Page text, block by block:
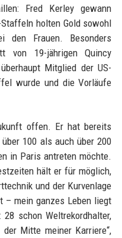
Fred Kerley gewann
holten Gold sowohl
Frauen. Besonders
von 19-jährigen Quincy
Mitglied der US-
wurde und die Vorläufe
offen. Er hat bereits
100 als auch über 200
in Paris antreten möchte.
hält er für möglich,
und der Kurvenlage
– mein ganzes Leben liegt
schon Weltrekordhalter,
Mitte meiner Karriere“,